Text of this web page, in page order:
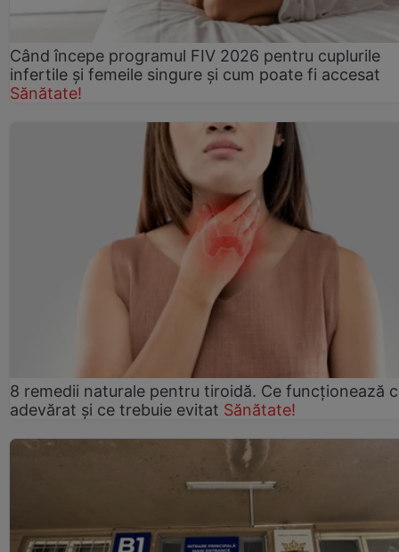
Când începe programul FIV 2026 pentru cuplurile
infertile şi femeile singure şi cum poate fi accesat
Sănătate!
8 remedii naturale pentru tiroidă. Ce funcționează
adevărat și ce trebuie evitat Sănătate!